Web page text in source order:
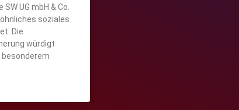
UG mbH & Co.
soziales
Die
würdigt
besonderem